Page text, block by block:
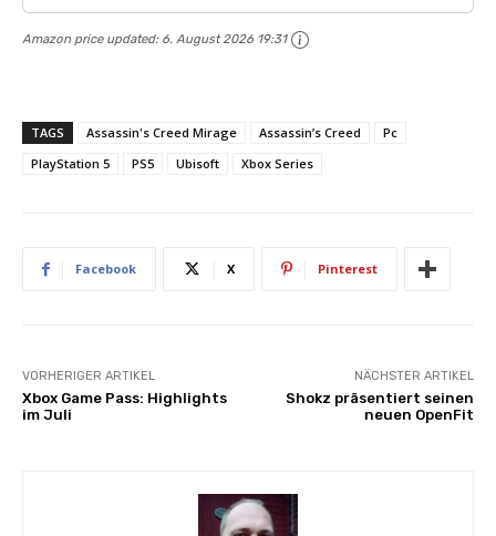
Amazon price updated: 6. August 2026 19:31
TAGS Assassin's Creed Mirage Assassin’s Creed
Pc
PlayStation 5
PS5 Ubisoft Xbox Series
Facebook X Pinterest
VORHERIGER ARTIKEL
Xbox Game Pass: Highlights
im Juli
NÄCHSTER ARTIKEL
Shokz präsentiert seinen
neuen OpenFit